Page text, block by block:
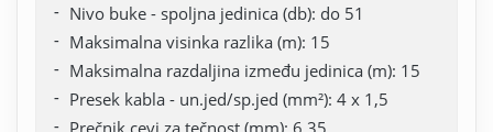
Nivo buke - spoljna jedinica (db): do 51
Maksimalna visinka razlika (m): 15
Maksimalna razdaljina između jedinica (m): 15
Presek kabla - un.jed/sp.jed (mm²): 4 x 1,5
Prečnik cevi za tečnost (mm): 6,35